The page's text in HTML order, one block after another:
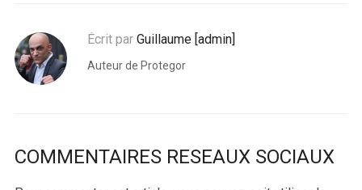
Écrit par Guillaume [admin]
Auteur de Protegor
COMMENTAIRES RESEAUX SOCIAUX